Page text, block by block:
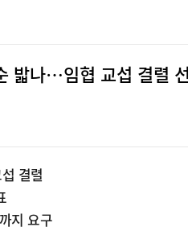
밟나…임협 교섭 결렬
결렬
지 요구